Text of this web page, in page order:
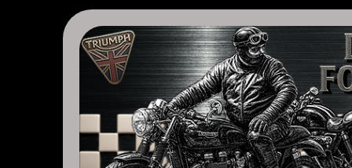
thruxton-forum.de
DAS FORUM! Alles rund um die Triumph Modern Classic
Street Cup, America und Speedmaster.